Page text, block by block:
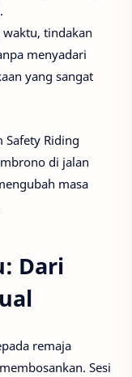
tindakan
menyadari
yang sangat
Riding
di jalan
masa
Dari
remaja
Sesi